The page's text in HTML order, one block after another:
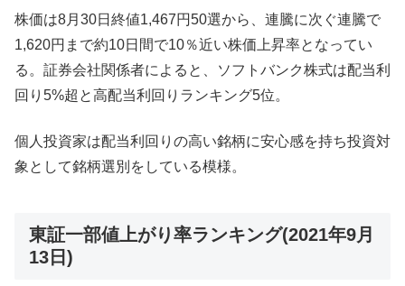
株価は8月30日終値1,467円50選から、連騰に次ぐ連騰で
1,620円まで約10日間で10％近い株価上昇率となってい
る。証券会社関係者によると、ソフトバンク株式は配当利
回り5%超と高配当利回りランキング5位。
個人投資家は配当利回りの高い銘柄に安心感を持ち投資対
象として銘柄選別をしている模様。
東証一部値上がり率ランキング(2021年9月
13日)